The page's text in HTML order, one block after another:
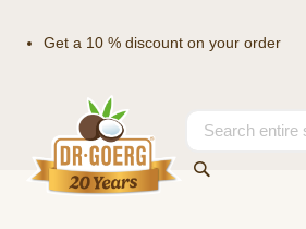
Get a 10 % discount on your order
Content
Search